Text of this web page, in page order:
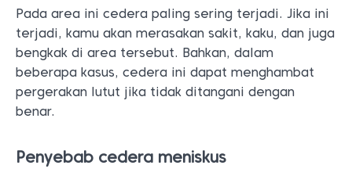
Pada area ini cedera paling sering terjadi. Jika ini
terjadi, kamu akan merasakan sakit, kaku, dan juga
bengkak di area tersebut. Bahkan, dalam
beberapa kasus, cedera ini dapat menghambat
pergerakan lutut jika tidak ditangani dengan
benar.
Penyebab cedera meniskus